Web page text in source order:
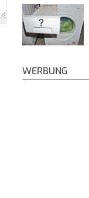
WERBUNG